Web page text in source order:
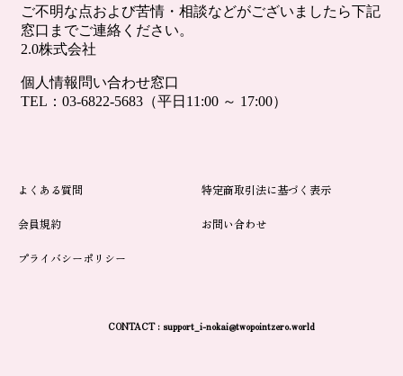
よくある質問 特定商取引法に基づく表示
会員規約 お問い合わせ
プライバシーポリシー
CONTACT : support_i-nokai@twopointzero.world